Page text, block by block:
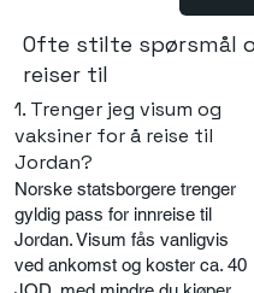
1. Trenger jeg visum og
vaksiner for å reise til
Jordan?
Norske statsborgere trenger
gyldig pass for innreise til
Jordan. Visum fås vanligvis
ved ankomst og koster ca. 40
Ofte stilte spørsmål
reiser til